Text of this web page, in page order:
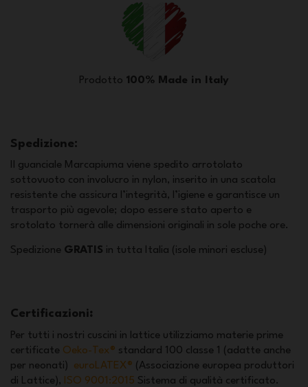
Prodotto 100% Made in Italy
Spedizione:
Il guanciale Marcapiuma viene spedito arrotolato
sottovuoto con involucro in nylon, inserito in una scatola
resistente che assicura l’integrità, l’igiene e garantisce un
trasporto più agevole; dopo essere stato aperto e
srotolato tornerà alle dimensioni originali in sole poche ore.
Spedizione GRATIS in tutta Italia (isole minori escluse)
Certificazioni:
Per tutti i nostri cuscini in lattice utilizziamo materie prime
certificate Oeko-Tex® standard 100 classe 1 (adatte anche
per neonati) euroLATEX® (Associazione europea produttori
di Lattice),
ISO 9001:2015 Sistema di qualità certificato.